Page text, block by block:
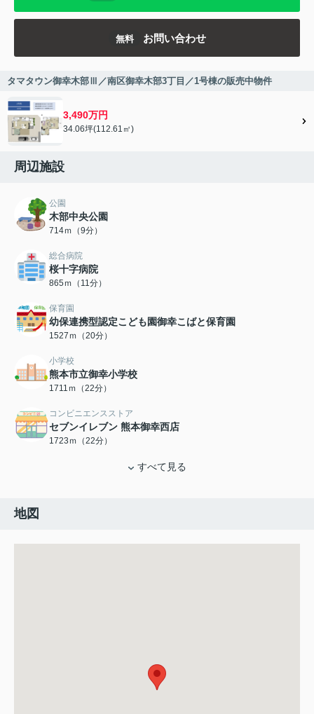
無料 お問い合わせ
タマタウン御幸木部Ⅲ／南区御幸木部3丁目／1号棟の販売中物件
3,490万円
34.06坪(112.61㎡)
周辺施設
公園
木部中央公園
714ｍ（9分）
総合病院
桜十字病院
865ｍ（11分）
保育園
幼保連携型認定こども園御幸こばと保育園
1527ｍ（20分）
小学校
熊本市立御幸小学校
1711ｍ（22分）
コンビニエンスストア
セブンイレブン 熊本御幸西店
1723ｍ（22分）
すべて見る
地図